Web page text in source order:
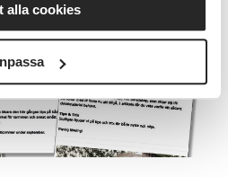
alla cookies